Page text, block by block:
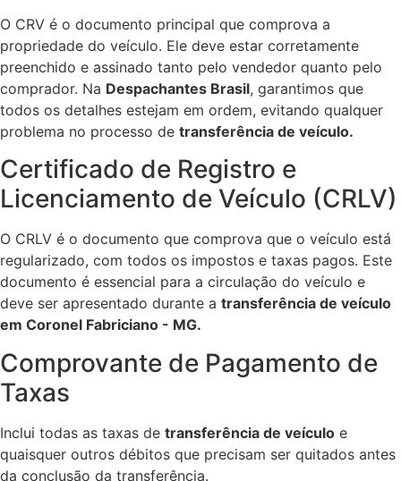
O CRV é o documento principal que comprova a
propriedade do veículo. Ele deve estar corretamente
preenchido e assinado tanto pelo vendedor quanto pelo
comprador. Na Despachantes Brasil, garantimos que
todos os detalhes estejam em ordem, evitando qualquer
problema no processo de transferência de veículo.
Certificado de Registro e
Licenciamento de Veículo (CRLV)
O CRLV é o documento que comprova que o veículo está
regularizado, com todos os impostos e taxas pagos. Este
documento é essencial para a circulação do veículo e
deve ser apresentado durante a transferência de veículo
em Coronel Fabriciano - MG.
Comprovante de Pagamento de
Taxas
Inclui todas as taxas de transferência de veículo e
quaisquer outros débitos que precisam ser quitados antes
da conclusão da transferência.